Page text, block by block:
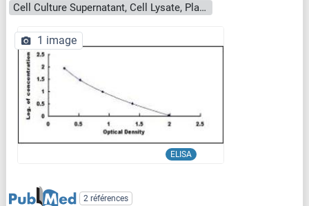
Cell Culture Supernatant, Cell Lysate, Plasma, Serum, Tissue Homogenate
ELISA
1 image
2 références